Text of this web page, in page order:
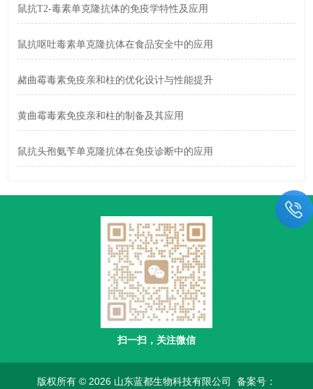
鼠抗T2-毒素单克隆抗体的免疫学特性及应用
鼠抗呕吐毒素单克隆抗体在食品安全中的应用
赭曲霉毒素免疫亲和柱的优化设计与性能提升
黄曲霉毒素免疫亲和柱的制备及其应用
鼠抗头孢氨苄单克隆抗体在免疫诊断中的应用
扫一扫，关注微信
版权所有 © 2026 山东蓝都生物科技有限公司 备案号：